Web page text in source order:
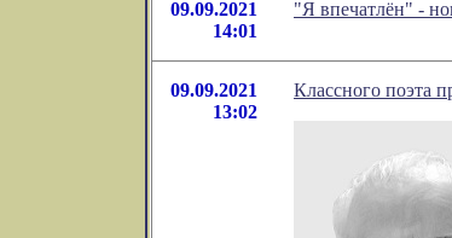
09.09.2021
14:01
"Я впечатлён" -
09.09.2021
13:02
Классного поэта